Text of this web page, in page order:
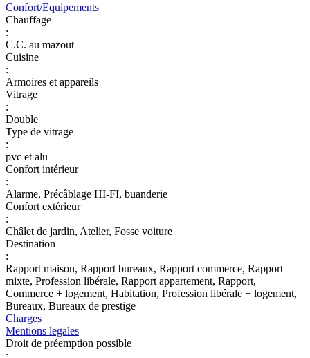
Confort/Equipements
Chauffage
:
C.C. au mazout
Cuisine
:
Armoires et appareils
Vitrage
:
Double
Type de vitrage
:
pvc et alu
Confort intérieur
:
Alarme, Précâblage HI-FI, buanderie
Confort extérieur
:
Châlet de jardin, Atelier, Fosse voiture
Destination
:
Rapport maison, Rapport bureaux, Rapport commerce, Rapport
mixte, Profession libérale, Rapport appartement, Rapport,
Commerce + logement, Habitation, Profession libérale + logement,
Bureaux, Bureaux de prestige
Charges
Mentions legales
Droit de préemption possible